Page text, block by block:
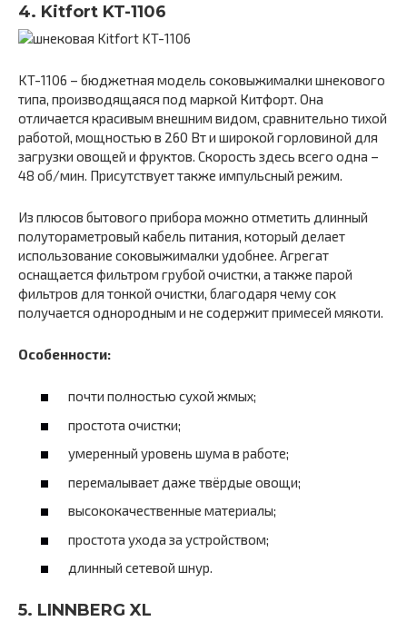
4. Kitfort KT-1106
KT-1106 – бюджетная модель соковыжималки шнекового
типа, производящаяся под маркой Китфорт. Она
отличается красивым внешним видом, сравнительно тихой
работой, мощностью в 260 Вт и широкой горловиной для
загрузки овощей и фруктов. Скорость здесь всего одна –
48 об/мин. Присутствует также импульсный режим.
Из плюсов бытового прибора можно отметить длинный
полутораметровый кабель питания, который делает
использование соковыжималки удобнее. Агрегат
оснащается фильтром грубой очистки, а также парой
фильтров для тонкой очистки, благодаря чему сок
получается однородным и не содержит примесей мякоти.
Особенности:
почти полностью сухой жмых;
простота очистки;
умеренный уровень шума в работе;
перемалывает даже твёрдые овощи;
высококачественные материалы;
простота ухода за устройством;
длинный сетевой шнур.
5. LINNBERG XL